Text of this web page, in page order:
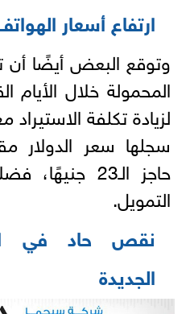
ارتفاع أسعار
وتوقع البعض أيضًا أن
المحمولة خلال الأيام
لزيادة تكلفة الاستيراد
سجلها سعر الدولار
حاجز الـ23
التمويل.
نقص حاد في
الجديدة